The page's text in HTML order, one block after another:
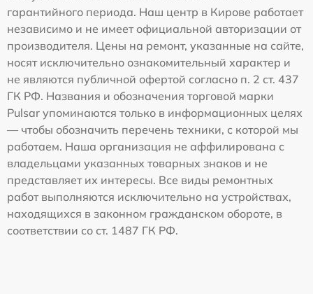
гарантийного периода. Наш центр в Кирове работает
независимо и не имеет официальной авторизации от
производителя. Цены на ремонт, указанные на сайте,
носят исключительно ознакомительный характер и
не являются публичной офертой согласно п. 2 ст. 437
ГК РФ. Названия и обозначения торговой марки
Pulsar упоминаются только в информационных целях
— чтобы обозначить перечень техники, с которой мы
работаем. Наша организация не аффилирована с
владельцами указанных товарных знаков и не
представляет их интересы. Все виды ремонтных
работ выполняются исключительно на устройствах,
находящихся в законном гражданском обороте, в
соответствии со ст. 1487 ГК РФ.